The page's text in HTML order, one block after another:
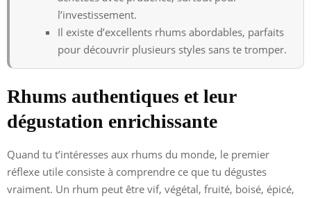
l’investissement.
Il existe d’excellents rhums abordables, parfaits
pour découvrir plusieurs styles sans te tromper.
Rhums authentiques et leur
dégustation enrichissante
Quand tu t’intéresses aux rhums du monde, le premier
réflexe utile consiste à comprendre ce que tu dégustes
vraiment. Un rhum peut être vif, végétal, fruité, boisé, épicé,